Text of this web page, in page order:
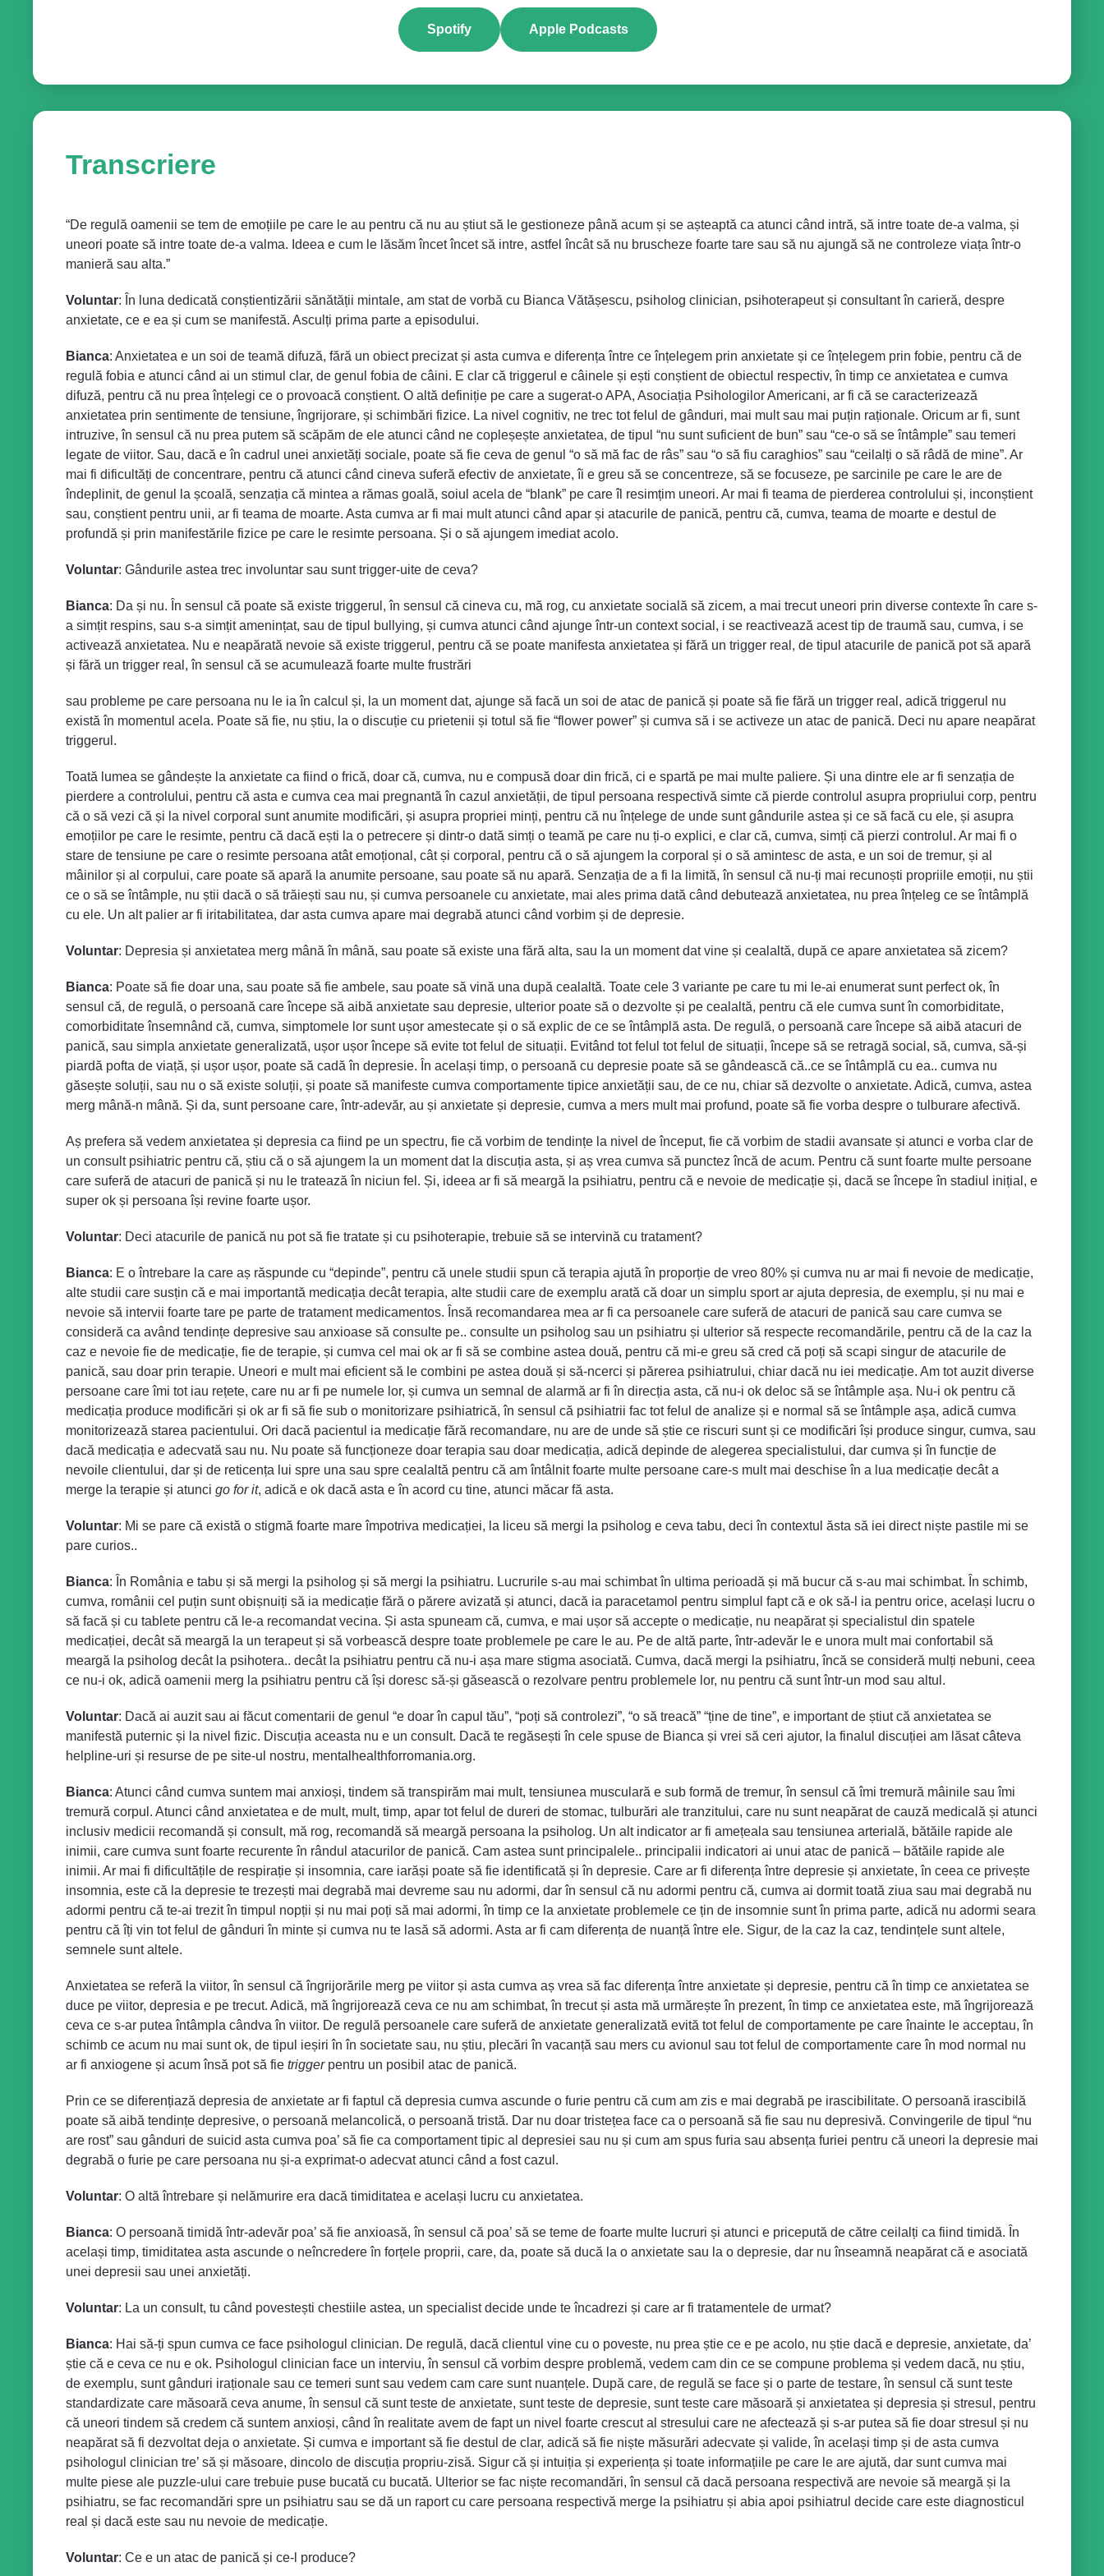
Spotify Apple Podcasts
Transcriere
“De regulă oamenii se tem de emoțiile pe care le au pentru că nu au știut să le gestioneze până acum și se așteaptă ca atunci când intră, să intre toate de-a valma, și
uneori poate să intre toate de-a valma. Ideea e cum le lăsăm încet încet să intre, astfel încât să nu bruscheze foarte tare sau să nu ajungă să ne controleze viața într-o
manieră sau alta.”
Voluntar: În luna dedicată conștientizării sănătății mintale, am stat de vorbă cu Bianca Vătășescu, psiholog clinician, psihoterapeut și consultant în carieră, despre
anxietate, ce e ea și cum se manifestă. Asculți prima parte a episodului.
Bianca: Anxietatea e un soi de teamă difuză, fără un obiect precizat și asta cumva e diferența între ce înțelegem prin anxietate și ce înțelegem prin fobie, pentru că de
regulă fobia e atunci când ai un stimul clar, de genul fobia de câini. E clar că triggerul e câinele și ești conștient de obiectul respectiv, în timp ce anxietatea e cumva
difuză, pentru că nu prea înțelegi ce o provoacă conștient. O altă definiție pe care a sugerat-o APA, Asociația Psihologilor Americani, ar fi că se caracterizează
anxietatea prin sentimente de tensiune, îngrijorare, și schimbări fizice. La nivel cognitiv, ne trec tot felul de gânduri, mai mult sau mai puțin raționale. Oricum ar fi, sunt
intruzive, în sensul că nu prea putem să scăpăm de ele atunci când ne copleșește anxietatea, de tipul “nu sunt suficient de bun” sau “ce-o să se întâmple” sau temeri
legate de viitor. Sau, dacă e în cadrul unei anxietăți sociale, poate să fie ceva de genul “o să mă fac de râs” sau “o să fiu caraghios” sau “ceilalți o să râdă de mine”. Ar
mai fi dificultăți de concentrare, pentru că atunci când cineva suferă efectiv de anxietate, îi e greu să se concentreze, să se focuseze, pe sarcinile pe care le are de
îndeplinit, de genul la școală, senzația că mintea a rămas goală, soiul acela de “blank” pe care îl resimțim uneori. Ar mai fi teama de pierderea controlului și, inconștient
sau, conștient pentru unii, ar fi teama de moarte. Asta cumva ar fi mai mult atunci când apar și atacurile de panică, pentru că, cumva, teama de moarte e destul de
profundă și prin manifestările fizice pe care le resimte persoana. Și o să ajungem imediat acolo.
Voluntar: Gândurile astea trec involuntar sau sunt trigger-uite de ceva?
Bianca: Da și nu. În sensul că poate să existe triggerul, în sensul că cineva cu, mă rog, cu anxietate socială să zicem, a mai trecut uneori prin diverse contexte în care s-
a simțit respins, sau s-a simțit amenințat, sau de tipul bullying, și cumva atunci când ajunge într-un context social, i se reactivează acest tip de traumă sau, cumva, i se
activează anxietatea. Nu e neapărată nevoie să existe triggerul, pentru că se poate manifesta anxietatea și fără un trigger real, de tipul atacurile de panică pot să apară
și fără un trigger real, în sensul că se acumulează foarte multe frustrări
sau probleme pe care persoana nu le ia în calcul și, la un moment dat, ajunge să facă un soi de atac de panică și poate să fie fără un trigger real, adică triggerul nu
există în momentul acela. Poate să fie, nu știu, la o discuție cu prietenii și totul să fie “flower power” și cumva să i se activeze un atac de panică. Deci nu apare neapărat
triggerul.
Toată lumea se gândește la anxietate ca fiind o frică, doar că, cumva, nu e compusă doar din frică, ci e spartă pe mai multe paliere. Și una dintre ele ar fi senzația de
pierdere a controlului, pentru că asta e cumva cea mai pregnantă în cazul anxietății, de tipul persoana respectivă simte că pierde controlul asupra propriului corp, pentru
că o să vezi că și la nivel corporal sunt anumite modificări, și asupra propriei minți, pentru că nu înțelege de unde sunt gândurile astea și ce să facă cu ele, și asupra
emoțiilor pe care le resimte, pentru că dacă ești la o petrecere și dintr-o dată simți o teamă pe care nu ți-o explici, e clar că, cumva, simți că pierzi controlul. Ar mai fi o
stare de tensiune pe care o resimte persoana atât emoțional, cât și corporal, pentru că o să ajungem la corporal și o să amintesc de asta, e un soi de tremur, și al
mâinilor și al corpului, care poate să apară la anumite persoane, sau poate să nu apară. Senzația de a fi la limită, în sensul că nu-ți mai recunoști propriile emoții, nu știi
ce o să se întâmple, nu știi dacă o să trăiești sau nu, și cumva persoanele cu anxietate, mai ales prima dată când debutează anxietatea, nu prea înțeleg ce se întâmplă
cu ele. Un alt palier ar fi iritabilitatea, dar asta cumva apare mai degrabă atunci când vorbim și de depresie.
Voluntar: Depresia și anxietatea merg mână în mână, sau poate să existe una fără alta, sau la un moment dat vine și cealaltă, după ce apare anxietatea să zicem?
Bianca: Poate să fie doar una, sau poate să fie ambele, sau poate să vină una după cealaltă. Toate cele 3 variante pe care tu mi le-ai enumerat sunt perfect ok, în
sensul că, de regulă, o persoană care începe să aibă anxietate sau depresie, ulterior poate să o dezvolte și pe cealaltă, pentru că ele cumva sunt în comorbiditate,
comorbiditate însemnând că, cumva, simptomele lor sunt ușor amestecate și o să explic de ce se întâmplă asta. De regulă, o persoană care începe să aibă atacuri de
panică, sau simpla anxietate generalizată, ușor ușor începe să evite tot felul de situații. Evitând tot felul tot felul de situații, începe să se retragă social, să, cumva, să-și
piardă pofta de viață, și ușor ușor, poate să cadă în depresie. În același timp, o persoană cu depresie poate să se gândească că..ce se întâmplă cu ea.. cumva nu
găsește soluții, sau nu o să existe soluții, și poate să manifeste cumva comportamente tipice anxietății sau, de ce nu, chiar să dezvolte o anxietate. Adică, cumva, astea
merg mână-n mână. Și da, sunt persoane care, într-adevăr, au și anxietate și depresie, cumva a mers mult mai profund, poate să fie vorba despre o tulburare afectivă.
Aș prefera să vedem anxietatea și depresia ca fiind pe un spectru, fie că vorbim de tendințe la nivel de început, fie că vorbim de stadii avansate și atunci e vorba clar de
un consult psihiatric pentru că, știu că o să ajungem la un moment dat la discuția asta, și aș vrea cumva să punctez încă de acum. Pentru că sunt foarte multe persoane
care suferă de atacuri de panică și nu le tratează în niciun fel. Și, ideea ar fi să meargă la psihiatru, pentru că e nevoie de medicație și, dacă se începe în stadiul inițial, e
super ok și persoana își revine foarte ușor.
Voluntar: Deci atacurile de panică nu pot să fie tratate și cu psihoterapie, trebuie să se intervină cu tratament?
Bianca: E o întrebare la care aș răspunde cu “depinde”, pentru că unele studii spun că terapia ajută în proporție de vreo 80% și cumva nu ar mai fi nevoie de medicație,
alte studii care susțin că e mai importantă medicația decât terapia, alte studii care de exemplu arată că doar un simplu sport ar ajuta depresia, de exemplu, și nu mai e
nevoie să intervii foarte tare pe parte de tratament medicamentos. Însă recomandarea mea ar fi ca persoanele care suferă de atacuri de panică sau care cumva se
consideră ca având tendințe depresive sau anxioase să consulte pe.. consulte un psiholog sau un psihiatru și ulterior să respecte recomandările, pentru că de la caz la
caz e nevoie fie de medicație, fie de terapie, și cumva cel mai ok ar fi să se combine astea două, pentru că mi-e greu să cred că poți să scapi singur de atacurile de
panică, sau doar prin terapie. Uneori e mult mai eficient să le combini pe astea două și să-ncerci și părerea psihiatrului, chiar dacă nu iei medicație. Am tot auzit diverse
persoane care îmi tot iau rețete, care nu ar fi pe numele lor, și cumva un semnal de alarmă ar fi în direcția asta, că nu-i ok deloc să se întâmple așa. Nu-i ok pentru că
medicația produce modificări și ok ar fi să fie sub o monitorizare psihiatrică, în sensul că psihiatrii fac tot felul de analize și e normal să se întâmple așa, adică cumva
monitorizează starea pacientului. Ori dacă pacientul ia medicație fără recomandare, nu are de unde să știe ce riscuri sunt și ce modificări își produce singur, cumva, sau
dacă medicația e adecvată sau nu. Nu poate să funcționeze doar terapia sau doar medicația, adică depinde de alegerea specialistului, dar cumva și în funcție de
nevoile clientului, dar și de reticența lui spre una sau spre cealaltă pentru că am întâlnit foarte multe persoane care-s mult mai deschise în a lua medicație decât a
merge la terapie și atunci go for it, adică e ok dacă asta e în acord cu tine, atunci măcar fă asta.
Voluntar: Mi se pare că există o stigmă foarte mare împotriva medicației, la liceu să mergi la psiholog e ceva tabu, deci în contextul ăsta să iei direct niște pastile mi se
pare curios..
Bianca: În România e tabu și să mergi la psiholog și să mergi la psihiatru. Lucrurile s-au mai schimbat în ultima perioadă și mă bucur că s-au mai schimbat. În schimb,
cumva, românii cel puțin sunt obișnuiți să ia medicație fără o părere avizată și atunci, dacă ia paracetamol pentru simplul fapt că e ok să-l ia pentru orice, același lucru o
să facă și cu tablete pentru că le-a recomandat vecina. Și asta spuneam că, cumva, e mai ușor să accepte o medicație, nu neapărat și specialistul din spatele
medicației, decât să meargă la un terapeut și să vorbească despre toate problemele pe care le au. Pe de altă parte, într-adevăr le e unora mult mai confortabil să
meargă la psiholog decât la psihotera.. decât la psihiatru pentru că nu-i așa mare stigma asociată. Cumva, dacă mergi la psihiatru, încă se consideră mulți nebuni, ceea
ce nu-i ok, adică oamenii merg la psihiatru pentru că își doresc să-și găsească o rezolvare pentru problemele lor, nu pentru că sunt într-un mod sau altul.
Voluntar: Dacă ai auzit sau ai făcut comentarii de genul “e doar în capul tău”, “poți să controlezi”, “o să treacă” “ține de tine”, e important de știut că anxietatea se
manifestă puternic și la nivel fizic. Discuția aceasta nu e un consult. Dacă te regăsești în cele spuse de Bianca și vrei să ceri ajutor, la finalul discuției am lăsat câteva
helpline-uri și resurse de pe site-ul nostru, mentalhealthforromania.org.
Bianca: Atunci când cumva suntem mai anxioși, tindem să transpirăm mai mult, tensiunea musculară e sub formă de tremur, în sensul că îmi tremură mâinile sau îmi
tremură corpul. Atunci când anxietatea e de mult, mult, timp, apar tot felul de dureri de stomac, tulburări ale tranzitului, care nu sunt neapărat de cauză medicală și atunci
inclusiv medicii recomandă și consult, mă rog, recomandă să meargă persoana la psiholog. Un alt indicator ar fi amețeala sau tensiunea arterială, bătăile rapide ale
inimii, care cumva sunt foarte recurente în rândul atacurilor de panică. Cam astea sunt principalele.. principalii indicatori ai unui atac de panică – bătăile rapide ale
inimii. Ar mai fi dificultățile de respirație și insomnia, care iarăși poate să fie identificată și în depresie. Care ar fi diferența între depresie și anxietate, în ceea ce privește
insomnia, este că la depresie te trezești mai degrabă mai devreme sau nu adormi, dar în sensul că nu adormi pentru că, cumva ai dormit toată ziua sau mai degrabă nu
adormi pentru că te-ai trezit în timpul nopții și nu mai poți să mai adormi, în timp ce la anxietate problemele ce țin de insomnie sunt în prima parte, adică nu adormi seara
pentru că îți vin tot felul de gânduri în minte și cumva nu te lasă să adormi. Asta ar fi cam diferența de nuanță între ele. Sigur, de la caz la caz, tendințele sunt altele,
semnele sunt altele.
Anxietatea se referă la viitor, în sensul că îngrijorările merg pe viitor și asta cumva aș vrea să fac diferența între anxietate și depresie, pentru că în timp ce anxietatea se
duce pe viitor, depresia e pe trecut. Adică, mă îngrijorează ceva ce nu am schimbat, în trecut și asta mă urmărește în prezent, în timp ce anxietatea este, mă îngrijorează
ceva ce s-ar putea întâmpla cândva în viitor. De regulă persoanele care suferă de anxietate generalizată evită tot felul de comportamente pe care înainte le acceptau, în
schimb ce acum nu mai sunt ok, de tipul ieșiri în în societate sau, nu știu, plecări în vacanță sau mers cu avionul sau tot felul de comportamente care în mod normal nu
ar fi anxiogene și acum însă pot să fie triggerpentru un posibil atac de panică.
Prin ce se diferențiază depresia de anxietate ar fi faptul că depresia cumva ascunde o furie pentru că cum am zis e mai degrabă pe irascibilitate. O persoană irascibilă
poate să aibă tendințe depresive, o persoană melancolică, o persoană tristă. Dar nu doar tristețea face ca o persoană să fie sau nu depresivă. Convingerile de tipul “nu
are rost” sau gânduri de suicid asta cumva poa’ să fie ca comportament tipic al depresiei sau nu și cum am spus furia sau absența furiei pentru că uneori la depresie mai
degrabă o furie pe care persoana nu și-a exprimat-o adecvat atunci când a fost cazul.
Voluntar: O altă întrebare și nelămurire era dacă timiditatea e același lucru cu anxietatea.
Bianca: O persoană timidă într-adevăr poa’ să fie anxioasă, în sensul că poa’ să se teme de foarte multe lucruri și atunci e pricepută de către ceilalți ca fiind timidă. În
același timp, timiditatea asta ascunde o neîncredere în forțele proprii, care, da, poate să ducă la o anxietate sau la o depresie, dar nu înseamnă neapărat că e asociată
unei depresii sau unei anxietăți.
Voluntar: La un consult, tu când povestești chestiile astea, un specialist decide unde te încadrezi și care ar fi tratamentele de urmat?
Bianca: Hai să-ți spun cumva ce face psihologul clinician. De regulă, dacă clientul vine cu o poveste, nu prea știe ce e pe acolo, nu știe dacă e depresie, anxietate, da’
știe că e ceva ce nu e ok. Psihologul clinician face un interviu, în sensul că vorbim despre problemă, vedem cam din ce se compune problema și vedem dacă, nu știu,
de exemplu, sunt gânduri iraționale sau ce temeri sunt sau vedem cam care sunt nuanțele. După care, de regulă se face și o parte de testare, în sensul că sunt teste
standardizate care măsoară ceva anume, în sensul că sunt teste de anxietate, sunt teste de depresie, sunt teste care măsoară și anxietatea și depresia și stresul, pentru
că uneori tindem să credem că suntem anxioși, când în realitate avem de fapt un nivel foarte crescut al stresului care ne afectează și s-ar putea să fie doar stresul și nu
neapărat să fi dezvoltat deja o anxietate. Și cumva e important să fie destul de clar, adică să fie niște măsurări adecvate și valide, în același timp și de asta cumva
psihologul clinician tre’ să și măsoare, dincolo de discuția propriu-zisă. Sigur că și intuiția și experiența și toate informațiile pe care le are ajută, dar sunt cumva mai
multe piese ale puzzle-ului care trebuie puse bucată cu bucată. Ulterior se fac niște recomandări, în sensul că dacă persoana respectivă are nevoie să meargă și la
psihiatru, se fac recomandări spre un psihiatru sau se dă un raport cu care persoana respectivă merge la psihiatru și abia apoi psihiatrul decide care este diagnosticul
real și dacă este sau nu nevoie de medicație.
Voluntar: Ce e un atac de panică și ce-l produce?